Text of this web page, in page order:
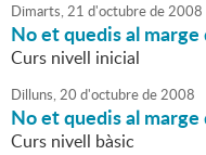
Dimarts,21 d'octubrede2008
No et quedis al
Curs nivell inicial
Dilluns,20 d'octubrede2008
No et quedis al
Curs nivell bàsic